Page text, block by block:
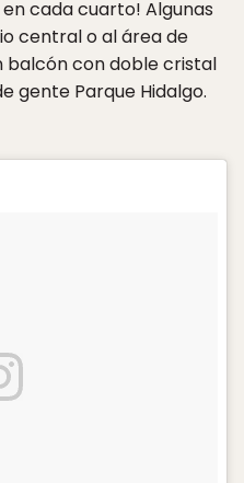
cada cuarto! Algunas
central o al área de
balcón con doble cristal
gente Parque Hidalgo.